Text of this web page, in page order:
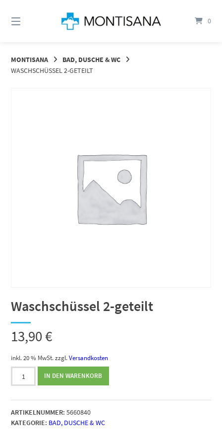
zum
0
MONTISANA
BAD, DUSCHE & WC
WASCHSCHÜSSEL 2-GETEILT
Waschschüssel 2-geteilt
13,90€
inkl. 20 % MwSt. zzgl.Versandkosten
Waschschüssel
Menge
IN DEN WARENKORB
ARTIKELNUMMER: 5660840
KATEGORIE: BAD, DUSCHE & WC